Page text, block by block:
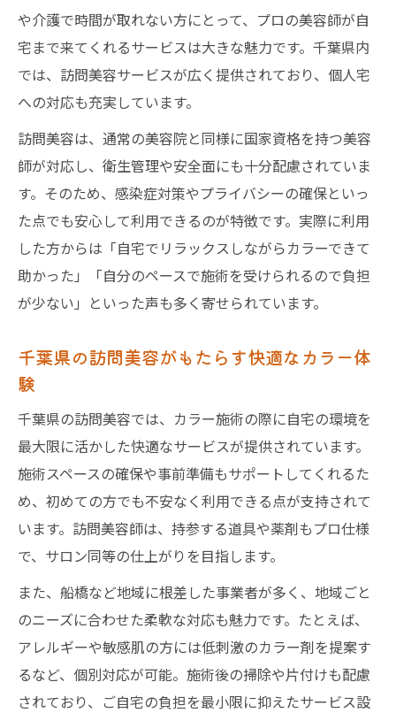
訪問理美容visitが提案する安心の施術方法
訪問美容カラーで気になるダメージへの対
応策
千葉県の訪問美容で満足度が高いカラー体
験
訪問美容を千葉県で選ぶときのチェックポ
イント
自宅で叶う千葉県の訪問美容カラーの魅力
千葉県内で安心な訪問理美容visitの活用法
カラーを自宅で楽しむなら訪問美容が最適
訪問美容のカラー施術が自宅に最適な理由
訪問美容サービスで自分らしい髪色を手に
自宅カラーなら訪問理美容visitのサポート
が安心
訪問美容で叶えるカラーケアのポイント
訪問美容サービスのカラー事情と安全性
快適にカラー施術を受けられる訪問美容の
工夫
訪問美容で安心できるカラー剤選びと手順
や介護で時間が取れない方にとって、プロの美容師が自
宅まで来てくれるサービスは大きな魅力です。千葉県内
では、訪問美容サービスが広く提供されており、個人宅
への対応も充実しています。
訪問美容は、通常の美容院と同様に国家資格を持つ美容
師が対応し、衛生管理や安全面にも十分配慮されていま
す。そのため、感染症対策やプライバシーの確保といっ
た点でも安心して利用できるのが特徴です。実際に利用
した方からは「自宅でリラックスしながらカラーできて
助かった」「自分のペースで施術を受けられるので負担
が少ない」といった声も多く寄せられています。
千葉県の訪問美容がもたらす快適なカラー体
験
千葉県の訪問美容では、カラー施術の際に自宅の環境を
最大限に活かした快適なサービスが提供されています。
施術スペースの確保や事前準備もサポートしてくれるた
め、初めての方でも不安なく利用できる点が支持されて
います。訪問美容師は、持参する道具や薬剤もプロ仕様
で、サロン同等の仕上がりを目指します。
また、船橋など地域に根差した事業者が多く、地域ごと
のニーズに合わせた柔軟な対応も魅力です。たとえば、
アレルギーや敏感肌の方には低刺激のカラー剤を提案す
るなど、個別対応が可能。施術後の掃除や片付けも配慮
されており、ご自宅の負担を最小限に抑えたサービス設